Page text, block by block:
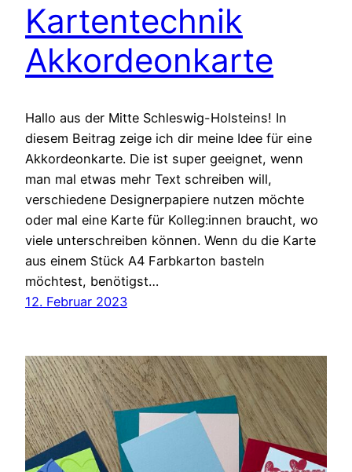
Kartentechnik
Akkordeonkarte
Hallo aus der Mitte Schleswig-Holsteins! In
diesem Beitrag zeige ich dir meine Idee für eine
Akkordeonkarte. Die ist super geeignet, wenn
man mal etwas mehr Text schreiben will,
verschiedene Designerpapiere nutzen möchte
oder mal eine Karte für Kolleg:innen braucht, wo
viele unterschreiben können. Wenn du die Karte
aus einem Stück A4 Farbkarton basteln
möchtest, benötigst…
12. Februar 2023